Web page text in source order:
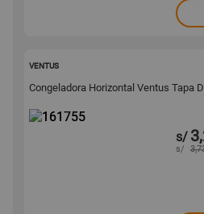
VENTUS
Congeladora Horizontal Ventus Tapa
s/
s/